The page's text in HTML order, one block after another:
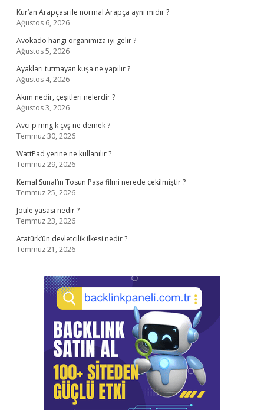
Kur’an Arapçası ile normal Arapça aynı mıdır ?
Ağustos 6, 2026
Avokado hangi organımıza iyi gelir ?
Ağustos 5, 2026
Ayakları tutmayan kuşa ne yapılır ?
Ağustos 4, 2026
Akım nedir, çeşitleri nelerdir ?
Ağustos 3, 2026
Avcı p mng k çvş ne demek ?
Temmuz 30, 2026
WattPad yerine ne kullanılır ?
Temmuz 29, 2026
Kemal Sunal’ın Tosun Paşa filmi nerede çekilmiştir ?
Temmuz 25, 2026
Joule yasası nedir ?
Temmuz 23, 2026
Atatürk’ün devletcilik ilkesi nedir ?
Temmuz 21, 2026